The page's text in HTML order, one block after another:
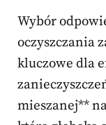
Wybór
oczyszczania
kluczowe dla
mieszanej**